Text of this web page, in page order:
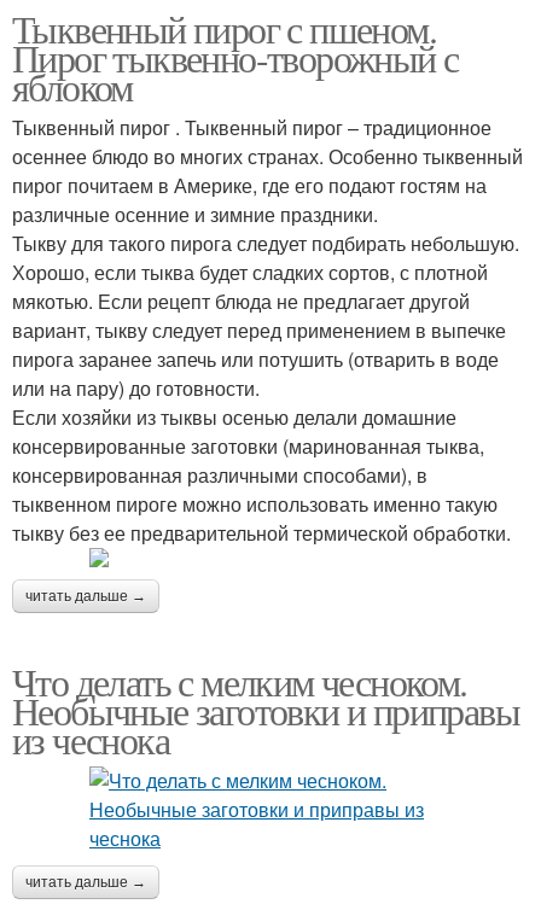
Тыквенный пирог с пшеном.
Пирог тыквенно-творожный с
яблоком
Тыквенный пирог . Тыквенный пирог – традиционное
осеннее блюдо во многих странах. Особенно тыквенный
пирог почитаем в Америке, где его подают гостям на
различные осенние и зимние праздники.
Тыкву для такого пирога следует подбирать небольшую.
Хорошо, если тыква будет сладких сортов, с плотной
мякотью. Если рецепт блюда не предлагает другой
вариант, тыкву следует перед применением в выпечке
пирога заранее запечь или потушить (отварить в воде
или на пару) до готовности.
Если хозяйки из тыквы осенью делали домашние
консервированные заготовки (маринованная тыква,
консервированная различными способами), в
тыквенном пироге можно использовать именно такую
тыкву без ее предварительной термической обработки.
читать дальше →
Что делать с мелким чесноком.
Необычные заготовки и приправы
из чеснока
читать дальше →